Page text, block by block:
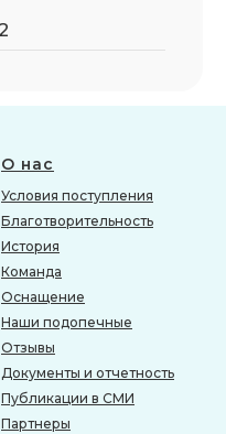
О нас
Условия поступления
Благотворительность
История
Команда
Оснащение
Наши подопечные
Отзывы
Документы и отчетность
Публикации в СМИ
Партнеры